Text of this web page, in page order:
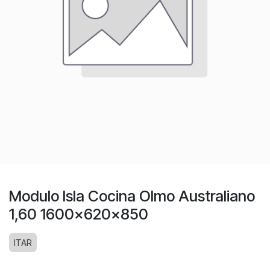
Modulo Isla Cocina Olmo Australiano
1,60 1600x620x850
ITAR